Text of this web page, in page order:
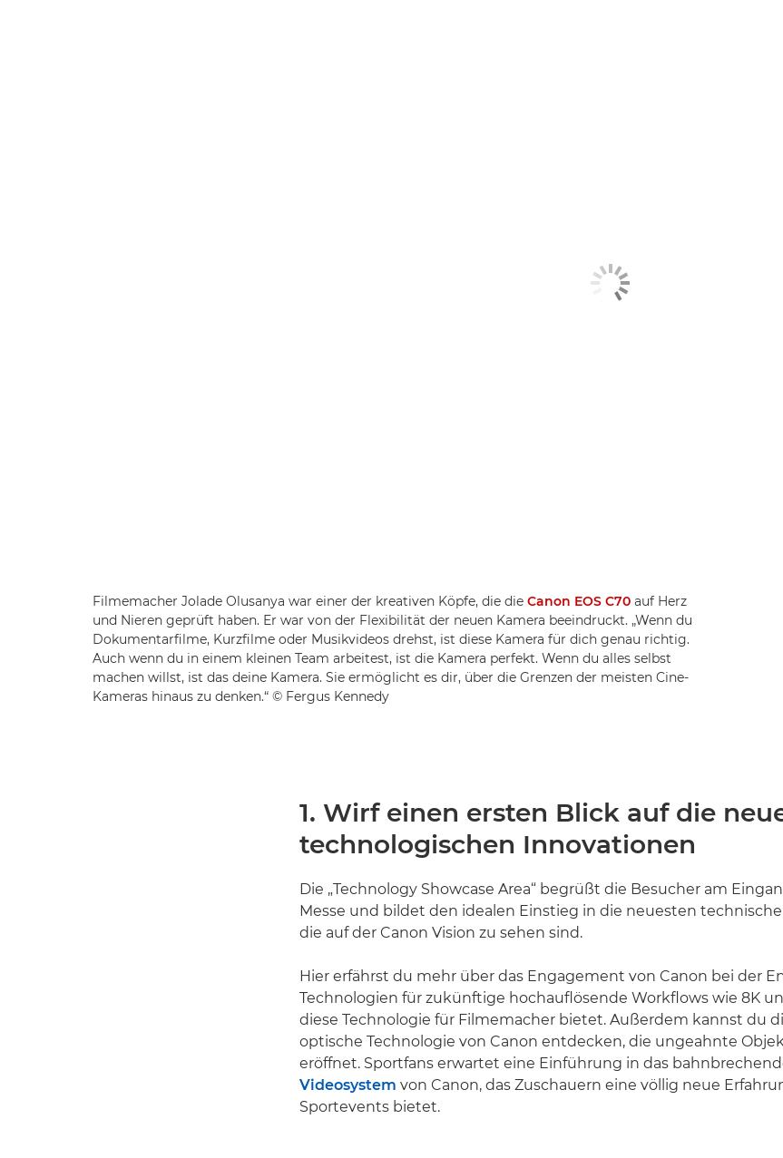
Filmemacher Jolade Olusanya war einer der kreativen Köpfe, die die Canon EOS C70 auf Herz
und Nieren geprüft haben. Er war von der Flexibilität der neuen Kamera beeindruckt. „Wenn du
Dokumentarfilme, Kurzfilme oder Musikvideos drehst, ist diese Kamera für dich genau richtig.
Auch wenn du in einem kleinen Team arbeitest, ist die Kamera perfekt. Wenn du alles selbst
machen willst, ist das deine Kamera. Sie ermöglicht es dir, über die Grenzen der meisten Cine-
Kameras hinaus zu denken.“ © Fergus Kennedy
1. Wirf einen ersten Blick auf die
technologischen Innovationen
Die „Technology Showcase Area“ begrüßt die Besucher am
Messe und bildet den idealen Einstieg in die neuesten
die auf der Canon Vision zu sehen sind.
Hier erfährst du mehr über das Engagement von Canon bei der
Technologien für zukünftige hochauflösende Workflows wie 8K
diese Technologie für Filmemacher bietet. Außerdem kannst du
optische Technologie von Canon entdecken, die ungeahnte
eröffnet. Sportfans erwartet eine Einführung in das
Videosystem von Canon, das Zuschauern eine völlig neue
Sportevents bietet.